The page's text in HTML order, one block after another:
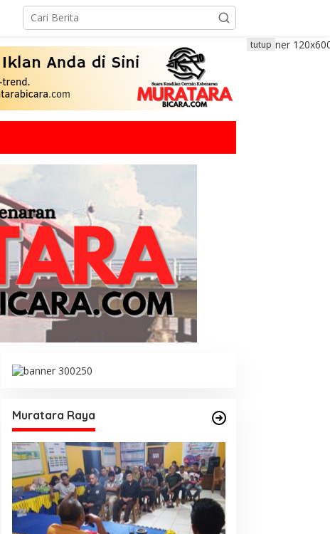
tutup
Warga Desak APH Usut
Keterlibatan Oknum Lurah
Jelang HUT RI, 3 Sumur Infill
Muratara Raya